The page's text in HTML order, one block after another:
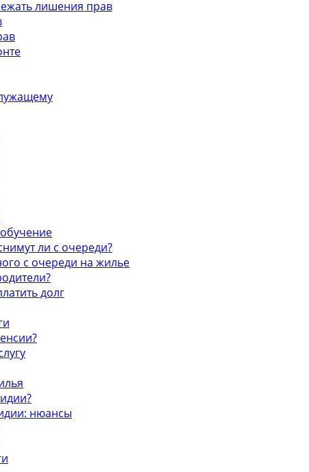
лишения прав
ли с очереди?
с очереди на жилье
долг
нюансы